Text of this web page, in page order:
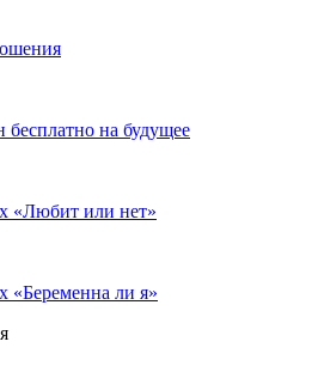
бесплатно на будущее
«Любит или нет»
«Беременна ли я»